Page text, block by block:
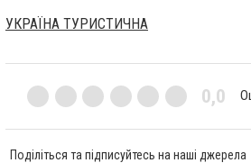
УКРАЇНА ТУРИСТИЧНА
0,0
Поділіться та підписуйтесь на наші джерела